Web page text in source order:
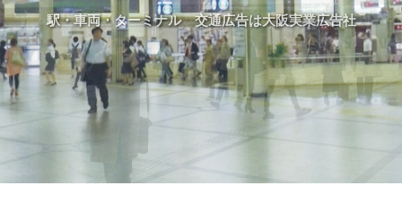
駅・車両・ターミナル 交通広告は大阪実業広告社